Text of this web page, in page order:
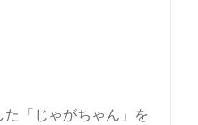
「じゃがちゃん」を